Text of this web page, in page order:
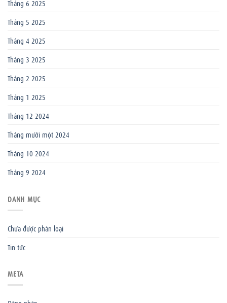
Tháng 6 2025
Tháng 5 2025
Tháng 4 2025
Tháng 3 2025
Tháng 2 2025
Tháng 1 2025
Tháng 12 2024
Tháng mười một 2024
Tháng 10 2024
Tháng 9 2024
DANH MỤC
Chưa được phân loại
Tin tức
META